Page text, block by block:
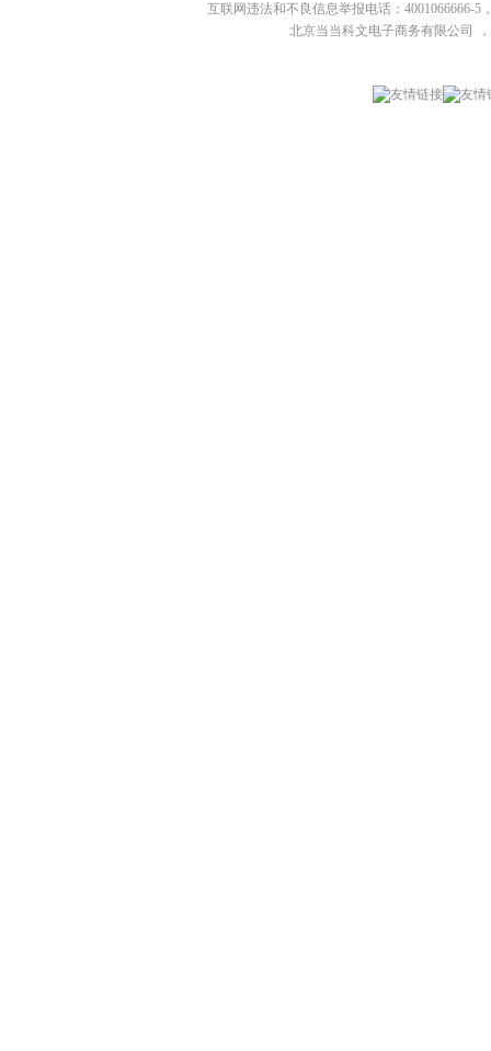
互联网违法和不良信息举报电话：4001066666-5
北京当当科文电子商务有限公司